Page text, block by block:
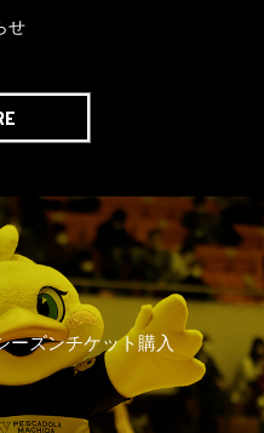
せ
ーズンチケット購入